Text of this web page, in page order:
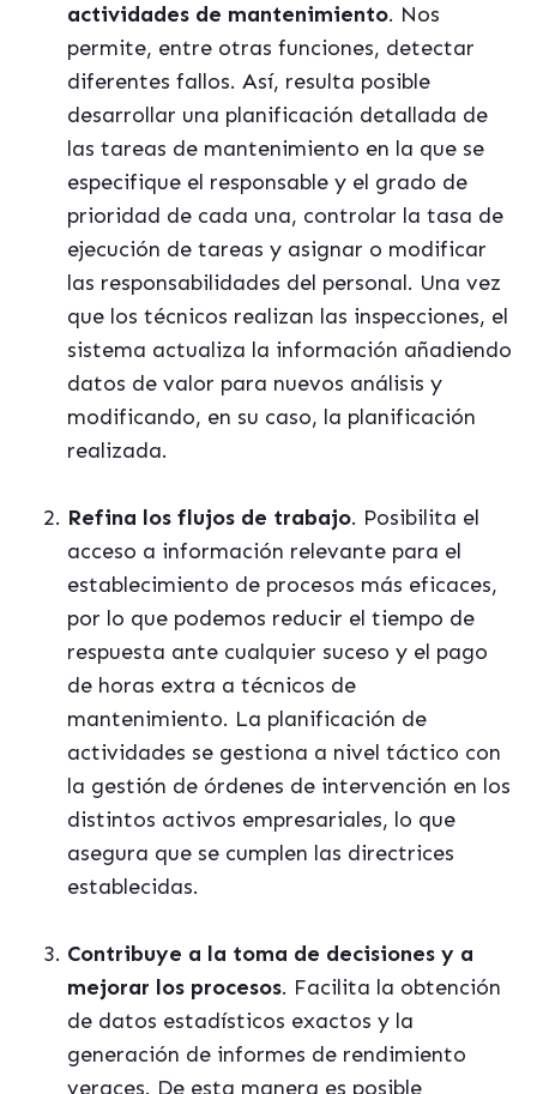
actividades de mantenimiento. Nos
permite, entre otras funciones, detectar
diferentes fallos. Así, resulta posible
desarrollar una planificación detallada de
las tareas de mantenimiento en la que se
especifique el responsable y el grado de
prioridad de cada una, controlar la tasa de
ejecución de tareas y asignar o modificar
las responsabilidades del personal. Una vez
que los técnicos realizan las inspecciones, el
sistema actualiza la información añadiendo
datos de valor para nuevos análisis y
modificando, en su caso, la planificación
realizada.
Refina los flujos de trabajo. Posibilita el
acceso a información relevante para el
establecimiento de procesos más eficaces,
por lo que podemos reducir el tiempo de
respuesta ante cualquier suceso y el pago
de horas extra a técnicos de
mantenimiento. La planificación de
actividades se gestiona a nivel táctico con
la gestión de órdenes de intervención en los
distintos activos empresariales, lo que
asegura que se cumplen las directrices
establecidas.
Contribuye a la toma de decisiones y a
mejorar los procesos. Facilita la obtención
de datos estadísticos exactos y la
generación de informes de rendimiento
veraces. De esta manera es posible